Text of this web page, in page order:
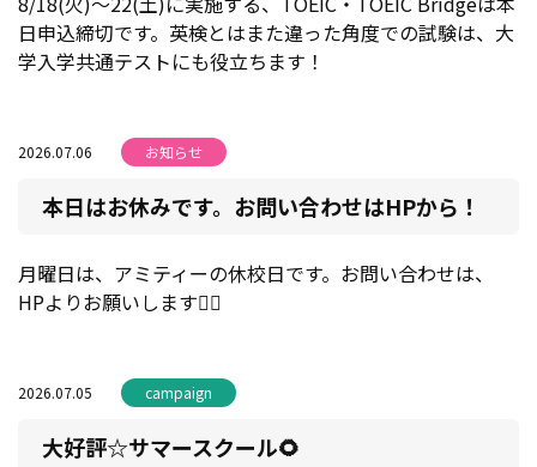
日申込締切です。英検とはまた違った角度での試験は、大
学入学共通テストにも役立ちます！
2026.07.06 お知らせ
本日はお休みです。お問い合わせはHPから！
月曜日は、アミティーの休校日です。お問い合わせは、
HPよりお願いします🙇‍♀️
2026.07.05 campaign
大好評☆サマースクール🌻